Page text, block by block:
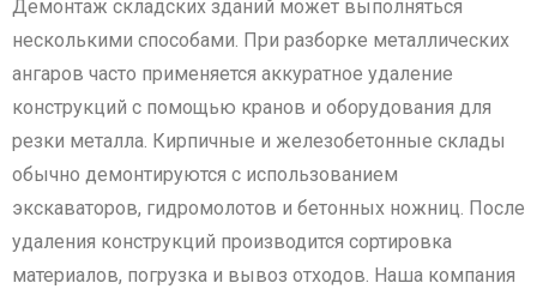
Демонтаж складских зданий может выполняться
несколькими способами. При разборке металлических
ангаров часто применяется аккуратное удаление
конструкций с помощью кранов и оборудования для
резки металла. Кирпичные и железобетонные склады
обычно демонтируются с использованием
экскаваторов, гидромолотов и бетонных ножниц. После
удаления конструкций производится сортировка
материалов, погрузка и вывоз отходов. Наша компания